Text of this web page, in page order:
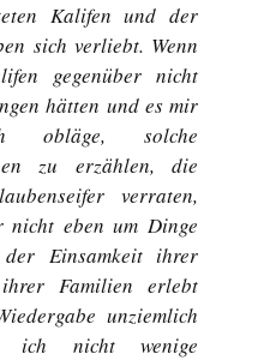
Kalifen und der
sich verliebt. Wenn
gegenüber nicht
hätten und es mir
obläge, solche
zu erzählen, die
verraten,
eben um Dinge
Einsamkeit ihrer
Familien erlebt
unziemlich
ich nicht wenige